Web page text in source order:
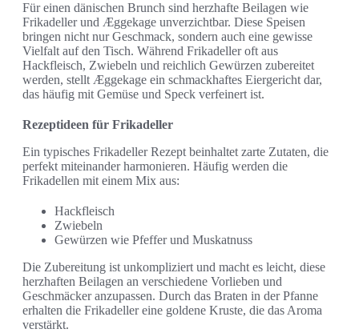
Für einen dänischen Brunch sind herzhafte Beilagen wie
Frikadeller und Æggekage unverzichtbar. Diese Speisen
bringen nicht nur Geschmack, sondern auch eine gewisse
Vielfalt auf den Tisch. Während Frikadeller oft aus
Hackfleisch, Zwiebeln und reichlich Gewürzen zubereitet
werden, stellt Æggekage ein schmackhaftes Eiergericht dar,
das häufig mit Gemüse und Speck verfeinert ist.
Rezeptideen für Frikadeller
Ein typisches Frikadeller Rezept beinhaltet zarte Zutaten, die
perfekt miteinander harmonieren. Häufig werden die
Frikadellen mit einem Mix aus:
Hackfleisch
Zwiebeln
Gewürzen wie Pfeffer und Muskatnuss
Die Zubereitung ist unkompliziert und macht es leicht, diese
herzhaften Beilagen an verschiedene Vorlieben und
Geschmäcker anzupassen. Durch das Braten in der Pfanne
erhalten die Frikadeller eine goldene Kruste, die das Aroma
verstärkt.